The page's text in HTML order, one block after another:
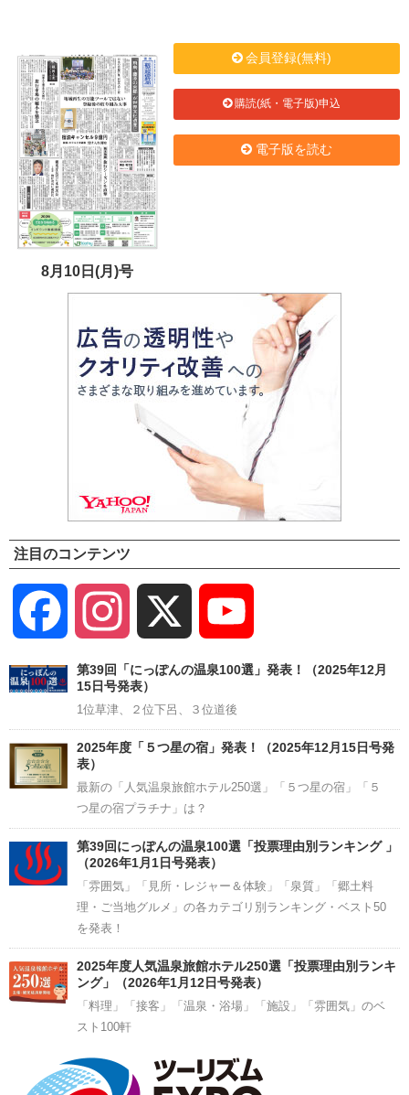
8月10日(月)号
会員登録(無料)
購読(紙・電子版)申込
電子版を読む
注目のコンテンツ
Facebook Instagram
Channel
第39回「にっぽんの温泉100選」発表！（2025年12月
15日号発表）
1位草津、２位下呂、３位道後
2025年度「５つ星の宿」発表！（2025年12月15日号発
表）
最新の「人気温泉旅館ホテル250選」「５つ星の宿」「５
つ星の宿プラチナ」は？
第39回にっぽんの温泉100選「投票理由別ランキング 」
（2026年1月1日号発表）
「雰囲気」「見所・レジャー＆体験」「泉質」「郷土料
理・ご当地グルメ」の各カテゴリ別ランキング・ベスト50
を発表！
2025年度人気温泉旅館ホテル250選「投票理由別ランキ
ング」（2026年1月12日号発表）
「料理」「接客」「温泉・浴場」「施設」「雰囲気」のベ
スト100軒